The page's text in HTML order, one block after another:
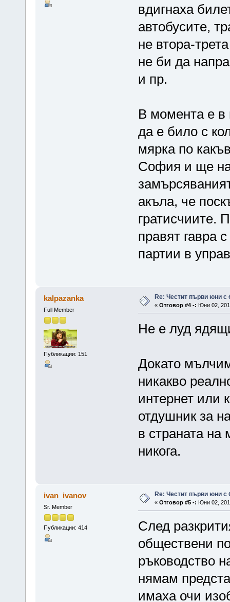
вдигнаха
автобусите,
не втора-
не би да
и пр.
В момента е в
да е било с
мярка по
София и ще
акъла, че
гратисчиите.
правят гавра
партии в
kalpazanka
Full Member
Публикации: 151
Re: Честит първи юни с
« Отговор #4 -: Юни 02,
Не е луд
Докато
никакво
интернет или
отдушник за
в страната на
никога.
ivan_ivanov
Sr. Member
Публикации: 414
Re: Честит първи юни с
« Отговор #5 -: Юни 02,
След
обществени
ръководство
нямам
имаха очи